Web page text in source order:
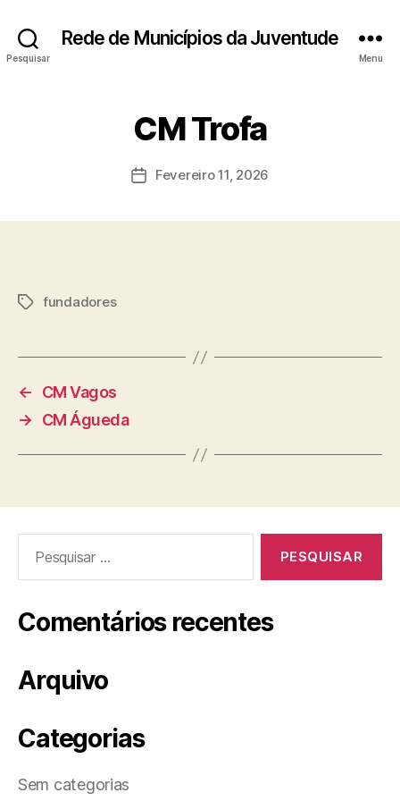
Pesquisar
Rede de Municípios da Juventude
Menu
CM Trofa
DataFevereiro 11, 2026
Etiquetas
fundadores
←
CM Vagos
→
CM Águeda
por:
Comentários recentes
Arquivo
Categorias
Sem categorias